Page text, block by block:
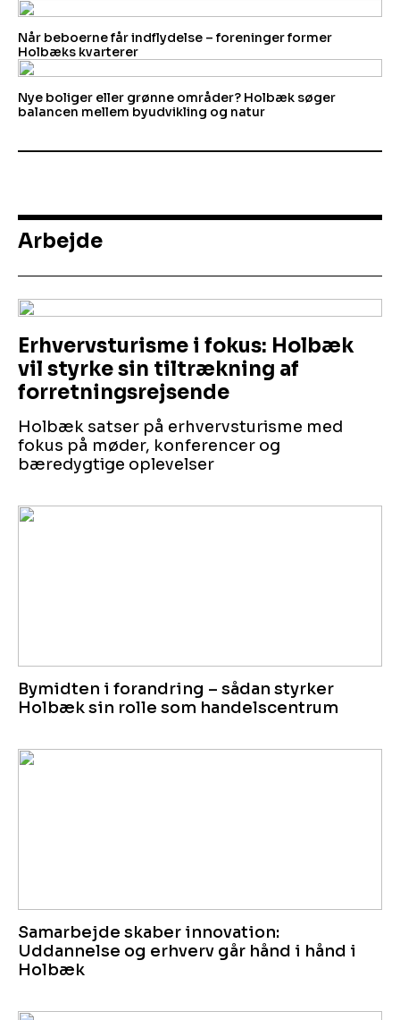
Når beboerne får indflydelse – foreninger former
Holbæks kvarterer
Nye boliger eller grønne områder? Holbæk søger
balancen mellem byudvikling og natur
Arbejde
Erhvervsturisme i fokus: Holbæk
vil styrke sin tiltrækning af
forretningsrejsende
Holbæk satser på erhvervsturisme med
fokus på møder, konferencer og
bæredygtige oplevelser
Bymidten i forandring – sådan styrker
Holbæk sin rolle som handelscentrum
Samarbejde skaber innovation:
Uddannelse og erhverv går hånd i hånd i
Holbæk